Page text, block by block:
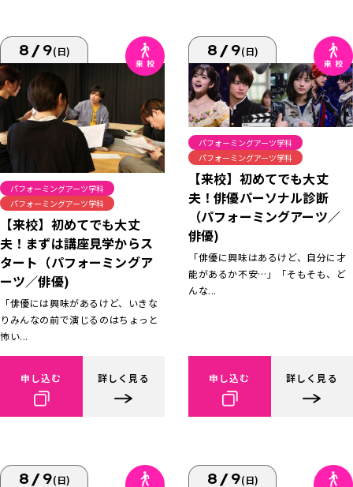
8/9(日)
パフォーミングアーツ学科
パフォーミングアーツ学科
【来校】初めてでも大丈
夫！まずは講座見学からス
タート（パフォーミングア
ーツ／俳優)
「俳優には興味があるけど、いきな
りみんなの前で演じるのはちょっと
怖い...
申し込む 詳しく見る
8/9(日)
パフォーミングアーツ学科
パフォーミングアーツ学科
【来校】初めてでも大丈
夫！俳優パーソナル診断
（パフォーミングアーツ／
俳優)
「俳優に興味はあるけど、自分に才
能があるか不安…」「そもそも、ど
んな...
申し込む 詳しく見る
8/9(日) 8/9(日)